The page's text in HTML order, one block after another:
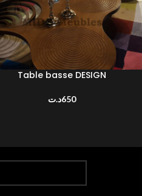
AU PANIER
Table basse DESIGN
650د.ت